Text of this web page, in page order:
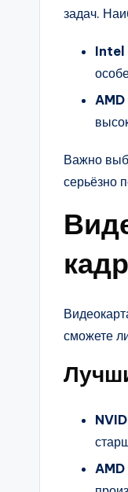
задач.
Intel
Важно
серьёзно
сможете